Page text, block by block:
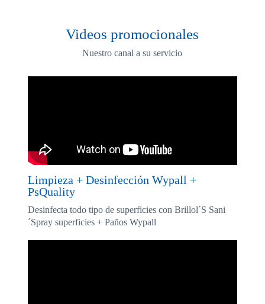
Videos promocionales
Nuestro canal a su servicio
Limpieza + Desinfección Wypall +
PsQuality
Desinfecta todo tipo de superficies con Brillol´S Sani
´Spray superficies + Paños Wypall